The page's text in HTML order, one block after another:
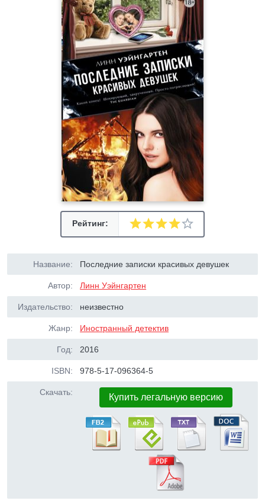
Рейтинг:
Название: Последние записки красивых девушек
Автор: Линн Уэйнгартен
Издательство: неизвестно
Жанр: Иностранный детектив
Год: 2016
ISBN: 978-5-17-096364-5
Скачать: Купить легальную версию